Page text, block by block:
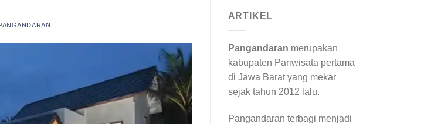
ARTIKEL
Pangandaran merupakan
kabupaten Pariwisata pertama
di Jawa Barat yang mekar
sejak tahun 2012 lalu.
Pangandaran terbagi menjadi